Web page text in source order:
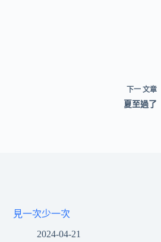
下一 文章
夏至過了
見一次少一次
2024-04-21